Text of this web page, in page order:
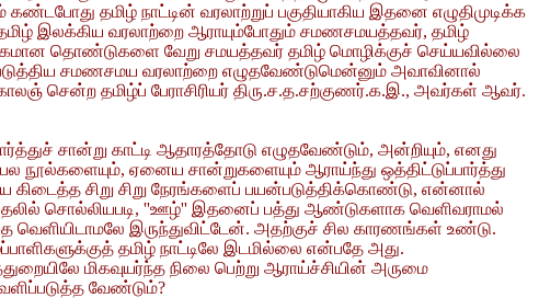
தமிழ் நாட்டின் வரலாற்றுப் பகுதியாகிய இதனை எழுதிமுடிக்க
இலக்கிய வரலாற்றை ஆராயும்போதும் சமணசமயத்தவர், தமிழ்
தொண்டுகளை வேறு சமயத்தவர் தமிழ் மொழிக்குச் செய்யவில்லை
சமணசமய வரலாற்றை எழுதவேண்டுமென்னும் அவாவினால்
சென்ற தமிழ்ப் பேராசிரியர் திரு.ச.த.சற்குணர்.க.இ., அவர்கள் ஆவர்.
சான்று காட்டி ஆதாரத்தோடு எழுதவேண்டும், அன்றியும், எனது
ஏனைய சான்றுகளையும் ஆராய்ந்து ஒத்திட்டுப்பார்த்து
சிறு சிறு நேரங்களைப் பயன்படுத்திக்கொண்டு, என்னால்
சொல்லியபடி, ''ஊழ்'' இதனைப் பத்து ஆண்டுகளாக வெளிவராமல்
இருந்துவிட்டேன். அதற்குச் சில காரணங்கள் உண்டு.
தமிழ் நாட்டிலே இடமில்லை என்பதே அது.
மிகவுயர்ந்த நிலை பெற்று ஆராய்ச்சியின் அருமை
வேண்டும்?